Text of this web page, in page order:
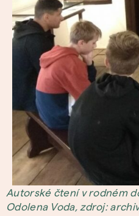
Autorské čtení v rodném
Odolena Voda, zdroj: